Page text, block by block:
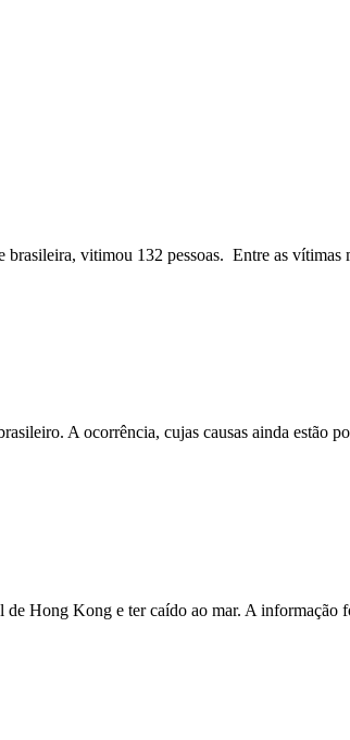
vitimou 132 pessoas. Entre as
A ocorrência, cujas causas ainda estão
Hong Kong e ter caído ao mar. A informação